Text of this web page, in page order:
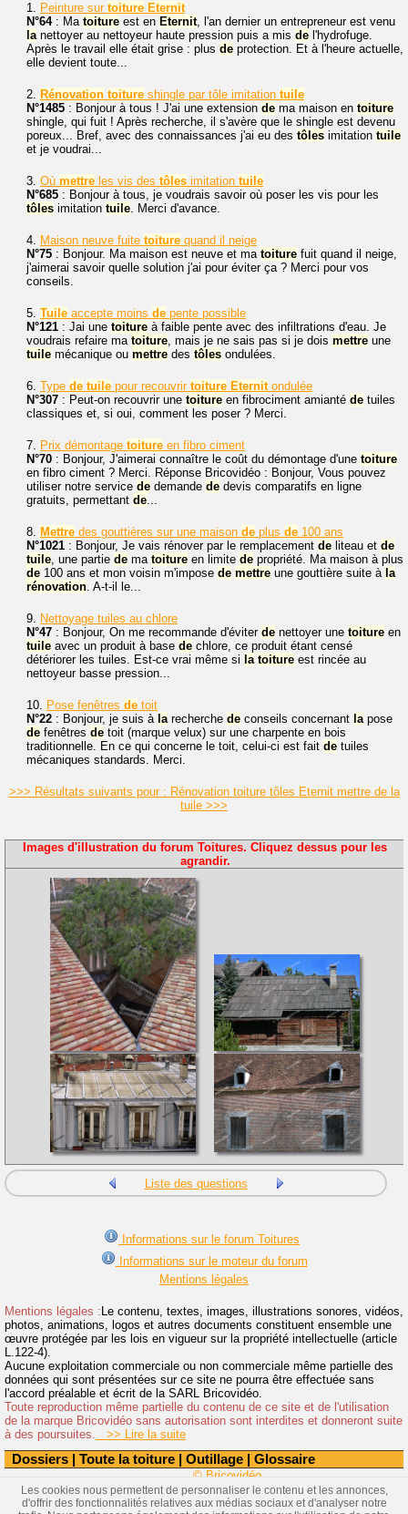
Dossiers | Toute la toiture | Outillage | Glossaire
1. Peinture sur toiture Eternit
N°64: Ma toiture est en Eternit, l'an dernier un entrepreneur est venu
lanettoyer au nettoyeur haute pression puis a mis de l'hydrofuge.
Après le travail elle était grise : plus de protection. Et à l'heure actuelle,
elle devient toute...
2. Rénovation toiture shingle par tôle imitation tuile
N°1485 : Bonjour à tous ! J'ai une extension de ma maison en toiture
shingle, qui fuit ! Après recherche, il s'avère que le shingle est devenu
poreux... Bref, avec des connaissances j'ai eu des tôles imitation tuile
et je voudrai...
3. Où mettre les vis des tôles imitation tuile
N°685 : Bonjour à tous, je voudrais savoir où poser les vis pour les
tôles imitation tuile. Merci d'avance.
4. Maison neuve fuite toiture quand il neige
N°75 : Bonjour. Ma maison est neuve et ma toiture fuit quand il neige,
j'aimerai savoir quelle solution j'ai pour éviter ça ? Merci pour vos
conseils.
5. Tuile accepte moins de pente possible
N°121 : Jai une toiture à faible pente avec des infiltrations d'eau. Je
voudrais refaire ma toiture, mais je ne sais pas si je dois mettre une
tuile mécanique ou mettre des tôles ondulées.
6. Type de tuile pour recouvrir toiture Eternitondulée
N°307 : Peut-on recouvrir une toiture en fibrociment amianté de tuiles
classiques et, si oui, comment les poser ? Merci.
7. Prix démontage toiture en fibro ciment
N°70 : Bonjour, J'aimerai connaître le coût du démontage d'une toiture
en fibro ciment ? Merci. Réponse Bricovidéo : Bonjour, Vous pouvez
utiliser notre service de demande de devis comparatifs en ligne
gratuits, permettant de...
8. Mettre des gouttières sur une maison de plus de 100 ans
N°1021 : Bonjour, Je vais rénover par le remplacement de liteau et de
tuile, une partie de ma toiture en limite de propriété. Ma maison à plus
de 100 ans et mon voisin m'impose de mettre une gouttière suite à la
rénovation. A-t-il le...
9. Nettoyage tuiles au chlore
N°47 : Bonjour, On me recommande d'éviter de nettoyer une toiture en
tuile avec un produit à base de chlore, ce produit étant censé
détériorer les tuiles. Est-ce vrai même si la toiture est rincée au
nettoyeur basse pression...
10. Pose fenêtres de toit
N°22 : Bonjour, je suis à larecherche de conseils concernant lapose
de fenêtres de toit (marque velux) sur une charpente en bois
traditionnelle. En ce qui concerne le toit, celui-ci est fait de tuiles
mécaniques standards. Merci.
>>> Résultats suivants pour : Rénovation toiture tôles Eternit mettre de la
tuile >>>
Images d'illustration du forum Toitures. Cliquez dessus pour les
agrandir.
Liste des questions
Informations sur le forum Toitures
Informations sur le moteur du forum
Mentions légales
Mentions légales :Le contenu, textes, images, illustrations sonores, vidéos,
photos, animations, logos et autres documents constituent ensemble une
œuvre protégée par les lois en vigueur sur la propriété intellectuelle (article
L.122-4).
Aucune exploitation commerciale ou non commerciale même partielle des
données qui sont présentées sur ce site ne pourra être effectuée sans
l'accord préalable et écrit de la SARL Bricovidéo.
Toute reproduction même partielle du contenu de ce site et de l'utilisation
de la marque Bricovidéo sans autorisation sont interdites et donneront suite
à des poursuites.
>> Lire la suite
© Bricovidéo
Les cookies nous permettent de personnaliser le contenu et les annonces,
d'offrir des fonctionnalités relatives aux médias sociaux et d'analyser notre